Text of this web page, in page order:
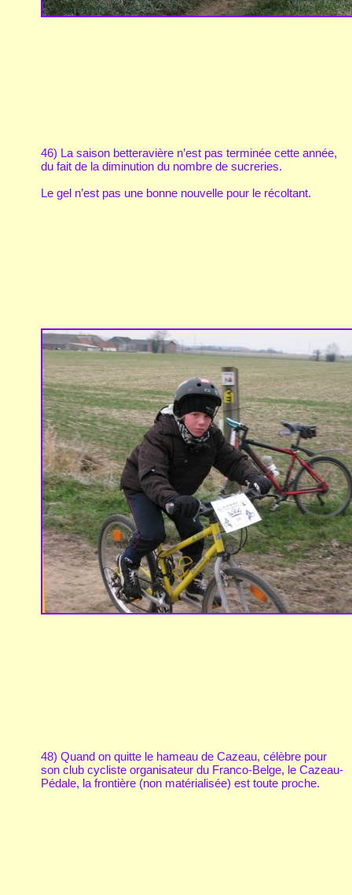
46) La saison betteravière n’est pas terminée cette année,
du fait de la diminution du nombre de sucreries.
Le gel n’est pas une bonne nouvelle pour le récoltant.
48) Quand on quitte le hameau de Cazeau, célèbre pour
son club cycliste organisateur du Franco-Belge, le Cazeau-
Pédale, la frontière (non matérialisée) est toute proche.